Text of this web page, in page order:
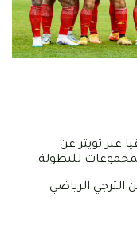
عبر تويتر عن
للبطولة.
الترجي الرياضي